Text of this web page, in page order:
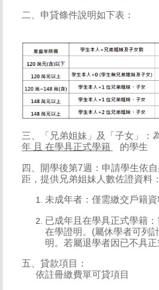
二、申貸條件說明如下表：
三、「兄弟姐妹」及「子女」：
年 且 在學具正式學籍
的學生
四、開學後第7週：申請學生依
距，提供兄弟姐妹人數佐證資料：
未成年者：僅需繳交戶籍
已成年且在學具正式學籍
在學證明。(屬休學者可列
明。若屬退學者因已不具
五、貸款項目：
依註冊繳費單可貸項目